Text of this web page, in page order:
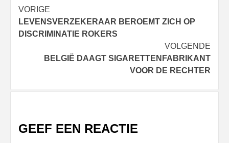
Bericht
navigatie
VORIGE
LEVENSVERZEKERAAR BEROEMT ZICH OP
DISCRIMINATIE ROKERS
VOLGENDE
BELGIË DAAGT SIGARETTENFABRIKANT
VOOR DE RECHTER
GEEF EEN REACTIE